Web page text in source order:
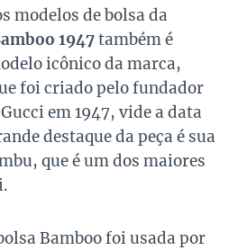
modelos de bolsa da
1947também é
icônico da marca,
foi criado pelo fundador
em 1947, vide a data
destaque da peça é sua
que é um dos maiores
Bamboo foi usada por